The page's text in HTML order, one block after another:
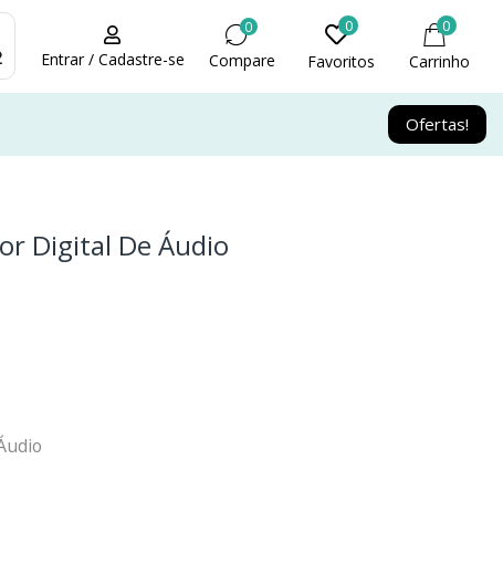
Entrar / Cadastre-se
0
Compare
0
Favoritos
0
Carrinho
Ofertas!
Digital De Áudio